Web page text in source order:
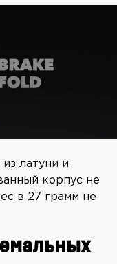
латуни и
корпус не
в 27 грамм не